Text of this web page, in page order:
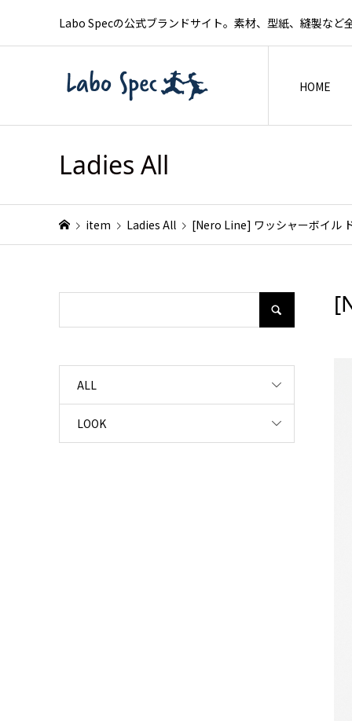
Labo Specの公式ブランドサイト。素材、型紙、縫製など
HOME
Ladies All
item Ladies All [Nero Line] ワッシャーボイル
ALL
LOOK